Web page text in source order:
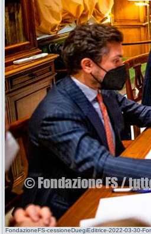
FondazioneFS-cessioneDuegiEditrice-2022-03-30-